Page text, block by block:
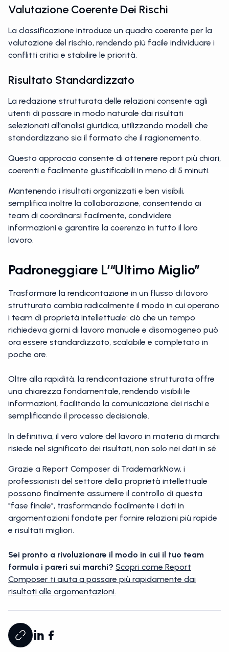
Valutazione Coerente Dei Rischi
La classificazione introduce un quadro coerente per la
valutazione del rischio, rendendo più facile individuare i
conflitti critici e stabilire le priorità.
Risultato Standardizzato
La redazione strutturata delle relazioni consente agli
utenti di passare in modo naturale dai risultati
selezionati all'analisi giuridica, utilizzando modelli che
standardizzano sia il formato che il ragionamento.
Questo approccio consente di ottenere report più chiari,
coerenti e facilmente giustificabili in meno di 5 minuti.
Mantenendo i risultati organizzati e ben visibili,
semplifica inoltre la collaborazione, consentendo ai
team di coordinarsi facilmente, condividere
informazioni e garantire la coerenza in tutto il loro
lavoro.
Padroneggiare L’“ultimo Miglio”
Trasformare la rendicontazione in un flusso di lavoro
strutturato cambia radicalmente il modo in cui operano
i team di proprietà intellettuale: ciò che un tempo
richiedeva giorni di lavoro manuale e disomogeneo può
ora essere standardizzato, scalabile e completato in
poche ore.
Oltre alla rapidità, la rendicontazione strutturata offre
una chiarezza fondamentale, rendendo visibili le
informazioni, facilitando la comunicazione dei rischi e
semplificando il processo decisionale.
In definitiva, il vero valore del lavoro in materia di marchi
risiede nel significato dei risultati, non solo nei dati in sé.
Grazie a Report Composer di TrademarkNow, i
professionisti del settore della proprietà intellettuale
possono finalmente assumere il controllo di questa
"fase finale", trasformando facilmente i dati in
argomentazioni fondate per fornire relazioni più rapide
e risultati migliori.
‍Sei pronto a rivoluzionare il modo in cui il tuo team
formula i pareri sui marchi? Scopri come Report
Composer ti aiuta a passare più rapidamente dai
risultati alle argomentazioni.